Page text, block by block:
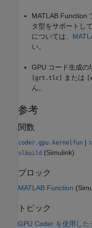
MATLAB Function
タ型をサポートし
については、
い。
GPU コード生成の
[grt.tlc] または
ん。
参考
関数
coder.gpu.kernelfun |
slbuild (Simulink)
ブロック
MATLAB Function
トピック
GPU Coder を使用し